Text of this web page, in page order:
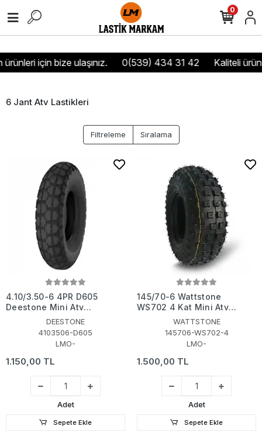
için bize ulaşınız. 0(539) 434 31 42 Kaliteli
0
6 Jant Atv Lastikleri
Filtreleme Sıralama
4.10/3.50-6 4PR D605
Deestone Mini Atv
Engelli Araç Lastiği
DEESTONE
4103506-D605
LMO-
1.150,00 TL
Adet
Sepete Ekle
145/70-6 Wattstone
WS702 4 Kat Mini Atv
WATTSTONE
145706-WS702-4
LMO-
1.500,00 TL
Adet
Sepete Ekle